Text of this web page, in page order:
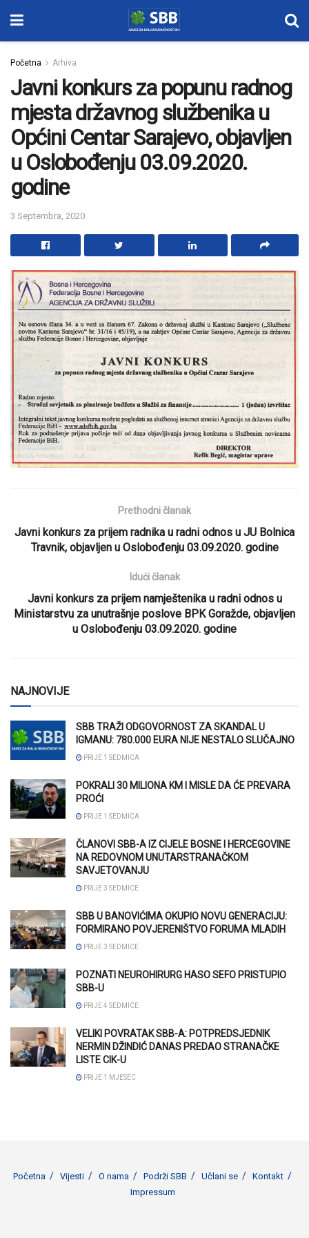
Početna Arhiva
Javni konkurs za popunu radnog
mjesta državnog službenika u
Općini Centar Sarajevo, objavljen
u Oslobođenju 03.09.2020.
godine
3 Septembra, 2020
Prethodni članak
Javni konkurs za prijem radnika u radni odnos u JU Bolnica
Travnik, objavljen u Oslobođenju 03.09.2020. godine
Idući članak
Javni konkurs za prijem namještenika u radni odnos u
Ministarstvu za unutrašnje poslove BPK Goražde, objavljen
u Oslobođenju 03.09.2020. godine
NAJNOVIJE
SBB TRAŽI ODGOVORNOST ZA SKANDAL U
IGMANU: 780.000 EURA NIJE NESTALO SLUČAJNO
PRIJE 1 SEDMICA
POKRALI 30 MILIONA KM I MISLE DA ĆE PREVARA
PROĆI
PRIJE 1 SEDMICA
ČLANOVI SBB-A IZ CIJELE BOSNE I HERCEGOVINE
NA REDOVNOM UNUTARSTRANAČKOM
SAVJETOVANJU
PRIJE 3 SEDMICE
SBB U BANOVIĆIMA OKUPIO NOVU GENERACIJU:
FORMIRANO POVJERENIŠTVO FORUMA MLADIH
PRIJE 3 SEDMICE
POZNATI NEUROHIRURG HASO SEFO PRISTUPIO
SBB-U
PRIJE 4 SEDMICE
VELIKI POVRATAK SBB-A: POTPREDSJEDNIK
NERMIN DŽINDIĆ DANAS PREDAO STRANAČKE
LISTE CIK-U
PRIJE 1 MJESEC
Početna Vijesti O nama Podrži SBB Učlani se
Kontakt
Impressum